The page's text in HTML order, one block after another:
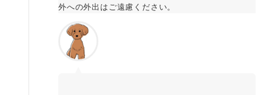
外への外出はご遠慮ください。